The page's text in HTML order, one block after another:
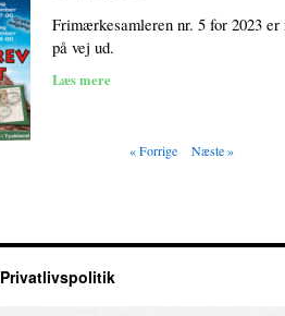
Frimærkesamleren nr. 5 for 2023
på vej ud.
Læs mere
« Forrige Næste »
Privatlivspolitik